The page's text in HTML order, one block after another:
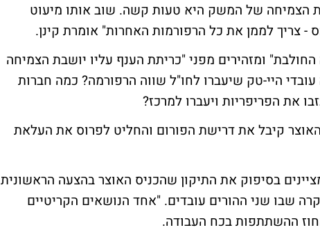
הצמיחה של המשק היא טעות קשה. שוב אותו מיעוט
צריך לממן את כל הרפורמות האחרות" אומרת קינן.
ומזהירים מפני "כריתת הענף עליו יושבת הצמיחה
היי-טק שיעברו לחו"ל שווה הרפורמה? כמה חברות
את הפריפריות ויעברו למרכז?
קיבל את דרישת הפורום והחליט לפרוס את העלאת
בסיפוק את התיקון שהכניס האוצר בהצעה הראשונית
שבו שני ההורים עובדים. "אחד הנושאים הקריטיים
ההשתתפות בכח העבודה.